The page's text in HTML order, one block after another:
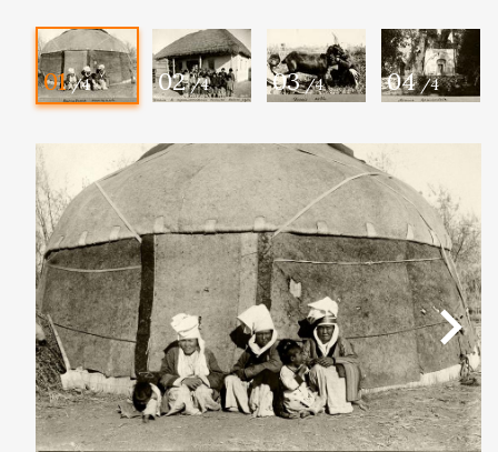
01 /4 02 /4 03 /4 04 /4